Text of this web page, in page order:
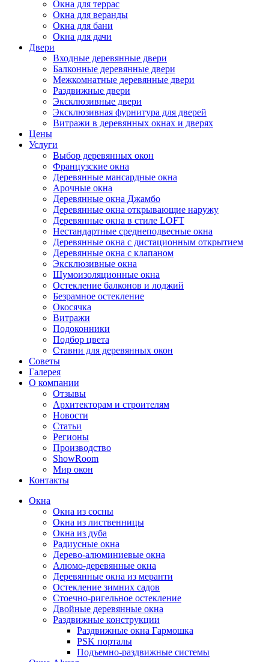
Окна для террас
Окна для веранды
Окна для бани
Окна для дачи
Двери
Входные деревянные двери
Балконные деревянные двери
Межкомнатные деревянные двери
Раздвижные двери
Эксклюзивные двери
Эксклюзивная фурнитура для дверей
Витражи в деревянных окнах и дверях
Цены
Услуги
Выбор деревянных окон
Французские окна
Деревянные мансардные окна
Арочные окна
Деревянные окна Джамбо
Деревянные окна открывающие наружу
Деревянные окна в стиле LOFT
Нестандартные среднеподвесные окна
Деревянные окна с дистационным открытием
Деревянные окна с клапаном
Эксклюзивные окна
Шумоизоляционные окна
Остекление балконов и лоджий
Безрамное остекление
Окосячка
Витражи
Подоконники
Подбор цвета
Ставни для деревянных окон
Советы
Галерея
О компании
Отзывы
Архитекторам и строителям
Новости
Статьи
Регионы
Производство
ShowRoom
Мир окон
Контакты
Окна
Окна из сосны
Окна из лиственницы
Окна из дуба
Радиусные окна
Дерево-алюминиевые окна
Алюмо-деревянные окна
Деревянные окна из меранти
Остекление зимних садов
Стоечно-ригельное остекление
Двойные деревянные окна
Раздвижные конструкции
Раздвижные окна Гармошка
PSK порталы
Подъемно-раздвижные системы